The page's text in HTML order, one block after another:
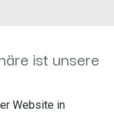
ist unsere
Website in